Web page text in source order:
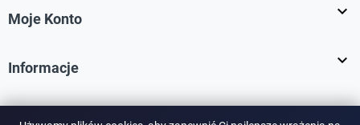
Moje Konto 
Informacje 